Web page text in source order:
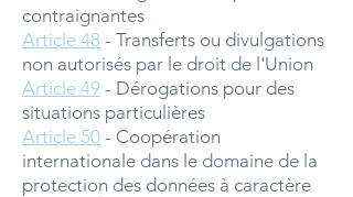
contraignantes
Article 48 - Transferts ou divulgations
non autorisés par le droit de l'Union
Article 49 - Dérogations pour des
situations particulières
Article 50 - Coopération
internationale dans le domaine de la
protection des données à caractère